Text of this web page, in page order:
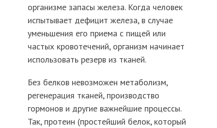
организме запасы железа. Когда человек
испытывает дефицит железа, в случае
уменьшения его приема с пищей или
частых кровотечений, организм начинает
использовать резерв из тканей.
Без белков невозможен метаболизм,
регенерация тканей, производство
гормонов и другие важнейшие процессы.
Так, протеин (простейший белок, который